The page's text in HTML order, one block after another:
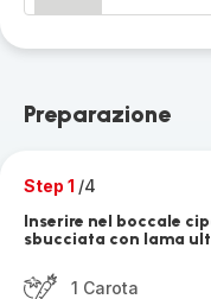
Preparazione
Step 1 /4
Inserire nel boccale
sbucciata con lama
1 Carota